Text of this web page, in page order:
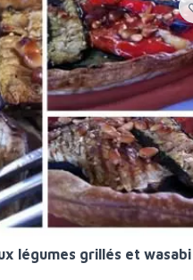
légumes grillés et wasabi